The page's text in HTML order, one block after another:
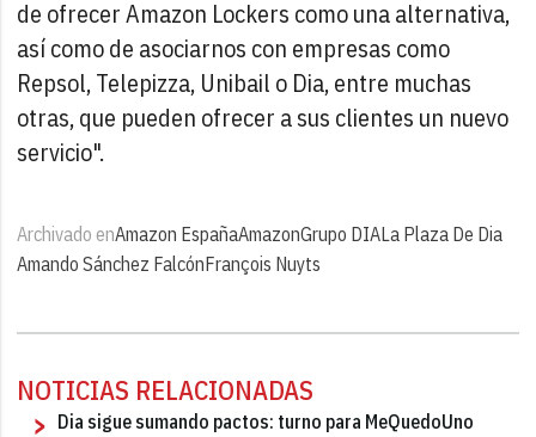
de ofrecer Amazon Lockers como una alternativa,
así como de asociarnos con empresas como
Repsol, Telepizza, Unibail o Dia, entre muchas
otras, que pueden ofrecer a sus clientes un nuevo
servicio".
Archivado enAmazon EspañaAmazonGrupo DIALa Plaza De Dia
Amando Sánchez FalcónFrançois Nuyts
NOTICIAS RELACIONADAS
Dia sigue sumando pactos: turno para MeQuedoUno